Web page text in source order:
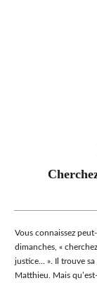
Vous connaissez
dimanches, «
justice… ». Il trouve sa
Matthieu. Mais